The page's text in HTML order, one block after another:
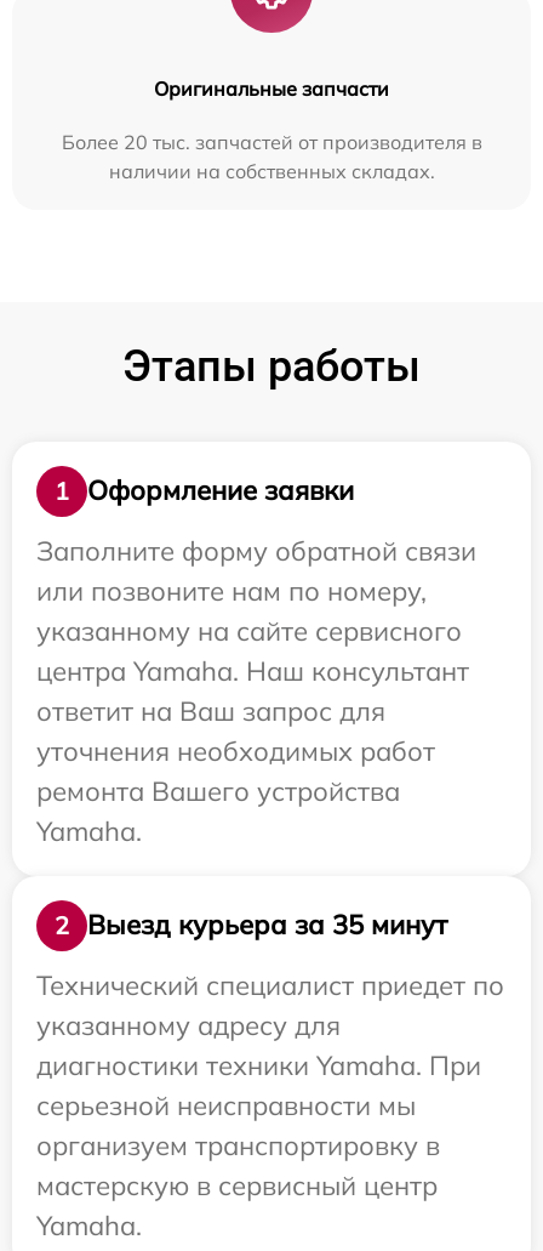
Оригинальные запчасти
Более 20 тыс. запчастей от производителя в
наличии на собственных складах.
Этапы работы
1
Оформление заявки
Заполните форму обратной связи
или позвоните нам по номеру,
указанному на сайте сервисного
центра Yamaha. Наш консультант
ответит на Ваш запрос для
уточнения необходимых работ
ремонта Вашего устройства
Yamaha.
2
Выезд курьера за 35 минут
Технический специалист приедет по
указанному адресу для
диагностики техники Yamaha. При
серьезной неисправности мы
организуем транспортировку в
мастерскую в сервисный центр
Yamaha.